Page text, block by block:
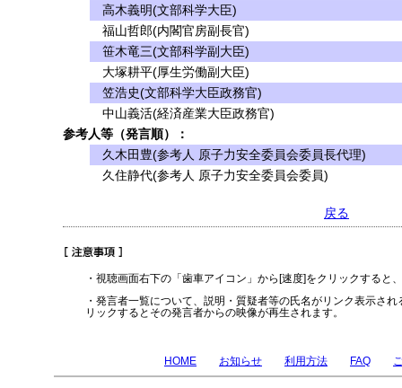
高木義明(文部科学大臣)
福山哲郎(内閣官房副長官)
笹木竜三(文部科学副大臣)
大塚耕平(厚生労働副大臣)
笠浩史(文部科学大臣政務官)
中山義活(経済産業大臣政務官)
参考人等（発言順）：
久木田豊(参考人 原子力安全委員会委員長代理)
久住静代(参考人 原子力安全委員会委員)
戻る
・視聴画面右下の「歯車アイコン」から[速度]をクリックすると
・発言者一覧について、説明・質疑者等の氏名がリンク表示さ
リックするとその発言者からの映像が再生されます。
HOME お知らせ 利用方法 FAQ